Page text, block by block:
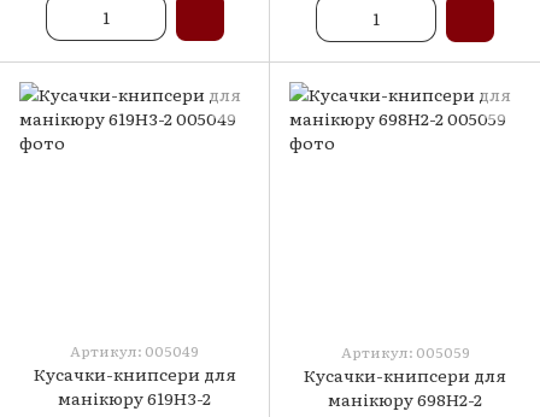
Артикул: 005049
Кусачки-книпсери для
манікюру 619H3-2
Артикул: 005059
Кусачки-книпсери для
манікюру 698H2-2